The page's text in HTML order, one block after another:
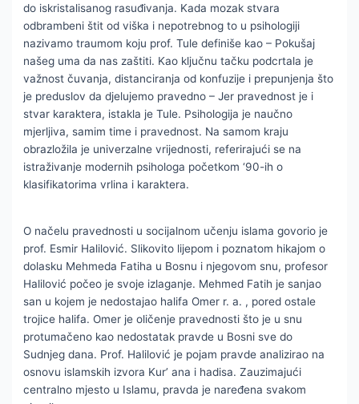
do iskristalisanog rasuđivanja. Kada mozak stvara
odbrambeni štit od viška i nepotrebnog to u psihologiji
nazivamo traumom koju prof. Tule definiše kao – Pokušaj
našeg uma da nas zaštiti. Kao ključnu tačku podcrtala je
važnost čuvanja, distanciranja od konfuzije i prepunjenja što
je preduslov da djelujemo pravedno – Jer pravednost je i
stvar karaktera, istakla je Tule. Psihologija je naučno
mjerljiva, samim time i pravednost. Na samom kraju
obrazložila je univerzalne vrijednosti, referirajući se na
istraživanje modernih psihologa početkom ‘90-ih o
klasifikatorima vrlina i karaktera.
O načelu pravednosti u socijalnom učenju islama govorio je
prof. Esmir Halilović. Slikovito lijepom i poznatom hikajom o
dolasku Mehmeda Fatiha u Bosnu i njegovom snu, profesor
Halilović počeo je svoje izlaganje. Mehmed Fatih je sanjao
san u kojem je nedostajao halifa Omer r. a. , pored ostale
trojice halifa. Omer je oličenje pravednosti što je u snu
protumačeno kao nedostatak pravde u Bosni sve do
Sudnjeg dana. Prof. Halilović je pojam pravde analizirao na
osnovu islamskih izvora Kur’ ana i hadisa. Zauzimajući
centralno mjesto u Islamu, pravda je naređena svakom